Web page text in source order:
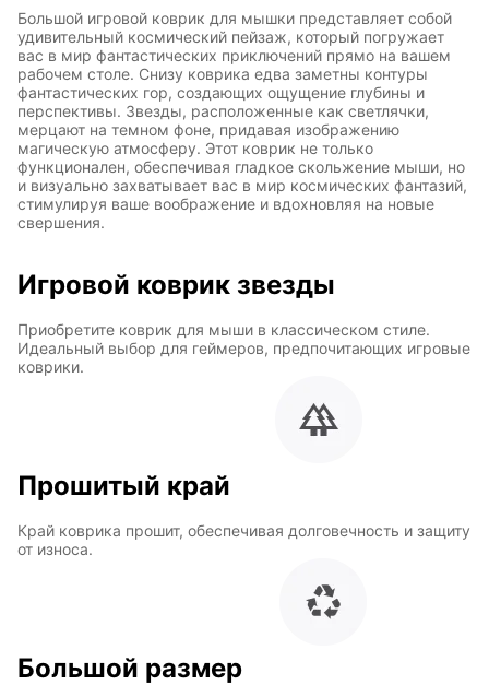
Большой игровой коврик для мышки представляет собой
удивительный космический пейзаж, который погружает
вас в мир фантастических приключений прямо на вашем
рабочем столе. Снизу коврика едва заметны контуры
фантастических гор, создающих ощущение глубины и
перспективы. Звезды, расположенные как светлячки,
мерцают на темном фоне, придавая изображению
магическую атмосферу. Этот коврик не только
функционален, обеспечивая гладкое скольжение мыши, но
и визуально захватывает вас в мир космических фантазий,
стимулируя ваше воображение и вдохновляя на новые
свершения.
Игровой коврик звезды
Приобретите коврик для мыши в классическом стиле.
Идеальный выбор для геймеров, предпочитающих игровые
коврики.
Прошитый край
Край коврика прошит, обеспечивая долговечность и защиту
от износа.
Большой размер